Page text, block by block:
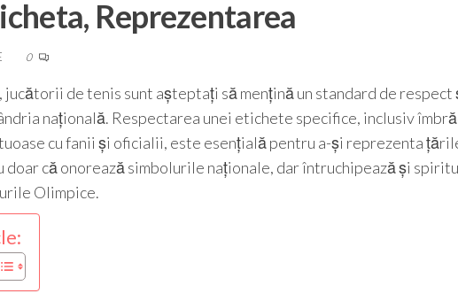
Reprezentarea
0
de tenis sunt așteptați să mențină un standard de respect
națională. Respectarea unei etichete specifice, inclusiv
cu fanii și oficialii, este esențială pentru a-și reprezenta
doar că onorează simbolurile naționale, dar întruchipează și
Olimpice.